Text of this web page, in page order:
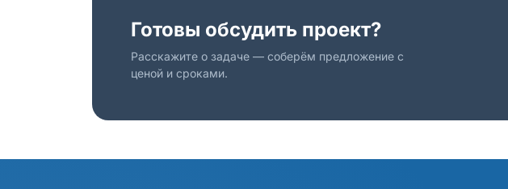
Готовы обсудить проект?
Расскажите о задаче — соберём предложение с
ценой и сроками.